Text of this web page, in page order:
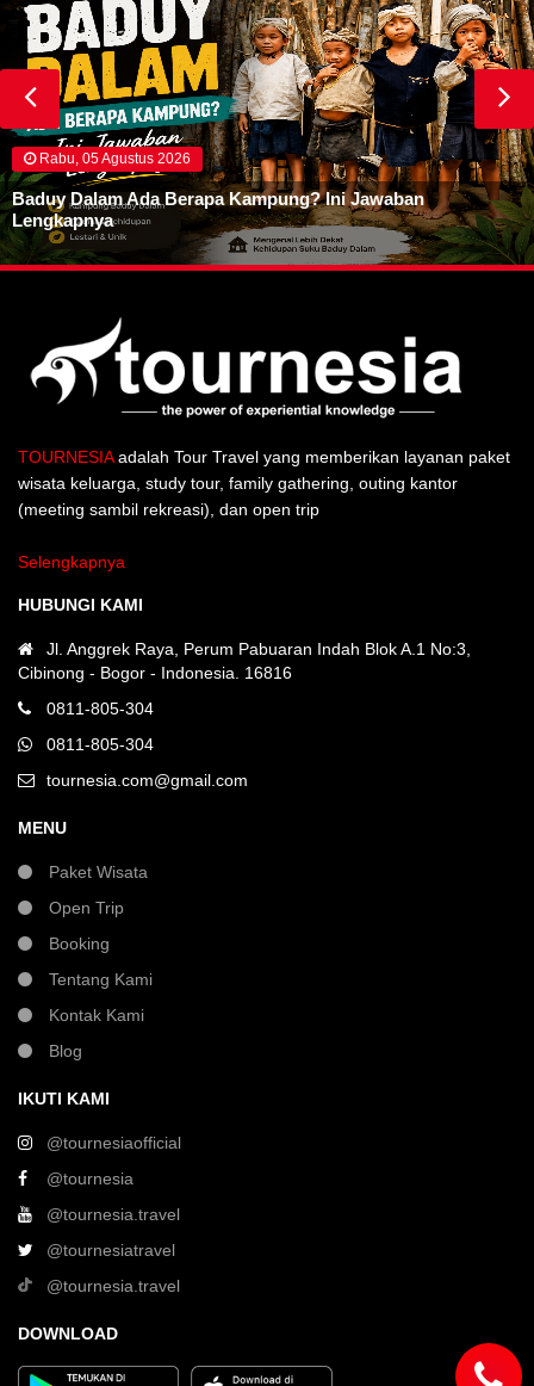
Rabu, 05 Agustus 2026
Baduy Dalam Ada Berapa Kampung? Ini Jawaban
Lengkapnya
TOURNESIAadalah Tour Travel yang memberikan layanan paket
wisata keluarga, study tour, family gathering, outing kantor
(meeting sambil rekreasi), dan open trip
Selengkapnya
HUBUNGI KAMI
Jl. Anggrek Raya, Perum Pabuaran Indah Blok A.1 No:3,
Cibinong - Bogor - Indonesia. 16816
0811-805-304
0811-805-304
tournesia.com@gmail.com
MENU
Paket Wisata
Open Trip
Booking
Tentang Kami
Kontak Kami
Blog
IKUTI KAMI
@tournesiaofficial
@tournesia
@tournesia.travel
@tournesiatravel
@tournesia.travel
DOWNLOAD